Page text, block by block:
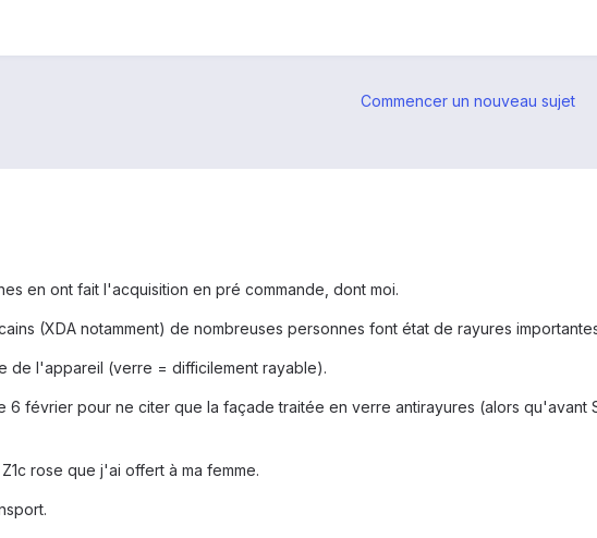
Commencer un nouveau sujet
en ont fait l'acquisition en pré commande, dont moi.
(XDA notamment) de nombreuses personnes font état de rayures
de l'appareil (verre = difficilement rayable).
6 février pour ne citer que la façade traitée en verre antirayures (alors qu'avant
rose que j'ai offert à ma femme.